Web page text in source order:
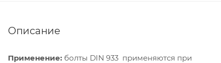
Описание
Применение: болты DIN 933 применяются при